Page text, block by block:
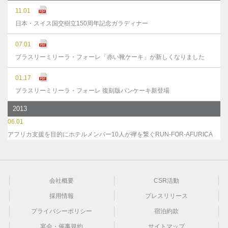
11.01
日本・スイス国交樹立150周年記念ガラディナー
07.01
ブラスリーミリーラ・フォーレ「赤い靴ケーキ」が新しくなりました
01.17
ブラスリーミリーラ・フォーレ 復刻版パンケーキ新登場
2013
06.01
アフリカ支援を目的にホテルメンバー10人が襷を繋ぐRUN-FOR-AFURICA
会社概要 CSR活動
採用情報 プレスリリース
プライバシーポリシー 宿泊約款
宴会・催事規約 サイトマップ